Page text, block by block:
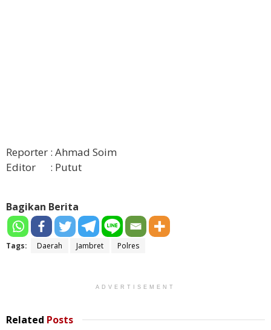
Reporter : Ahmad Soim
Editor : Putut
Bagikan Berita
Tags: Daerah Jambret Polres
ADVERTISEMENT
Related Posts